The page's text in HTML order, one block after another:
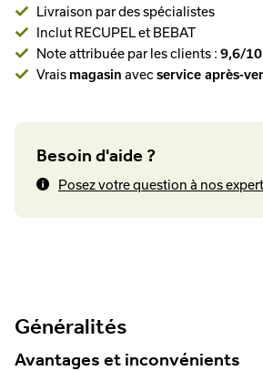
Livraison par des spécialistes
Inclut RECUPEL et BEBAT
Note attribuée par les clients : 9,6/10
Vrais magasin avec service après-
Besoin d'aide ?
Posez votre question à nos
Généralités
Avantages et inconvénients